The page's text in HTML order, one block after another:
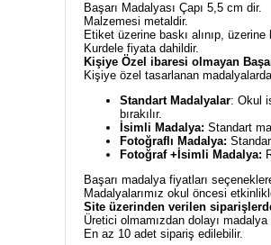
Başarı Madalyası Çapı 5,5 cm dir.
Malzemesi metaldir.
Etiket üzerine baskı alınıp,
Kurdele fiyata dahildir.
Kişiye Özel ibaresi olmayan
Kişiye özel tasarlanan madalyalarda
Standart Madalyalar: Okul
bırakılır.
İsimli Madalya: Standart
Fotoğraflı Madalya:
Fotoğraf +İsimli Madalya:
Başarı madalya fiyatları
Madalyalarımız okul öncesi
Site üzerinden verilen
Üretici olmamızdan dolayı
En az 10 adet sipariş edilebilir.